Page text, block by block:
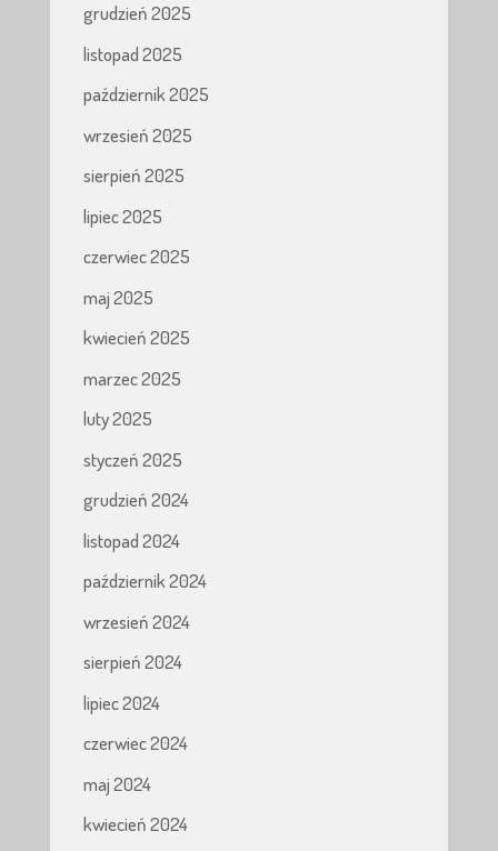
grudzień 2025
listopad 2025
październik 2025
wrzesień 2025
sierpień 2025
lipiec 2025
czerwiec 2025
maj 2025
kwiecień 2025
marzec 2025
luty 2025
styczeń 2025
grudzień 2024
listopad 2024
październik 2024
wrzesień 2024
sierpień 2024
lipiec 2024
czerwiec 2024
maj 2024
kwiecień 2024